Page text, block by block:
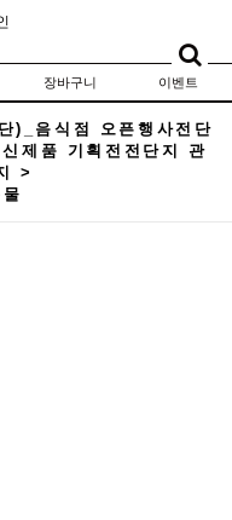
장바구니 이벤트
)_음식점 오픈행사전단
제품 기획전전단지 관
>